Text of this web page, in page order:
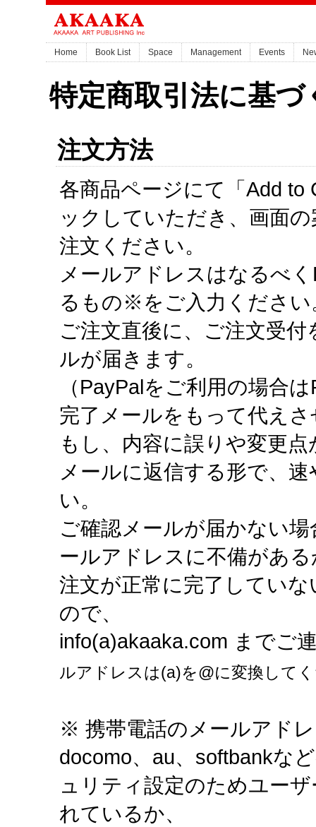
Home Book List Space Management Events
特定商取引法に基づ
注文方法
各商品ページにて「Add to
ックしていただき、画面
注文ください。
メールアドレスはなるべ
るもの※をご入力ください
ご注文直後に、ご注文受
ルが届きます。
（PayPalをご利用の場合
完了メールをもって代え
もし、内容に誤りや変更
メールに返信する形で、
い。
ご確認メールが届かない
ールアドレスに不備がある
注文が正常に完了してい
ので、
info(a)akaaka.com までご
ルアドレスは(a)を@に変換して
※ 携帯電話のメールアド
docomo、au、softbankな
ュリティ設定のためユー
れているか、